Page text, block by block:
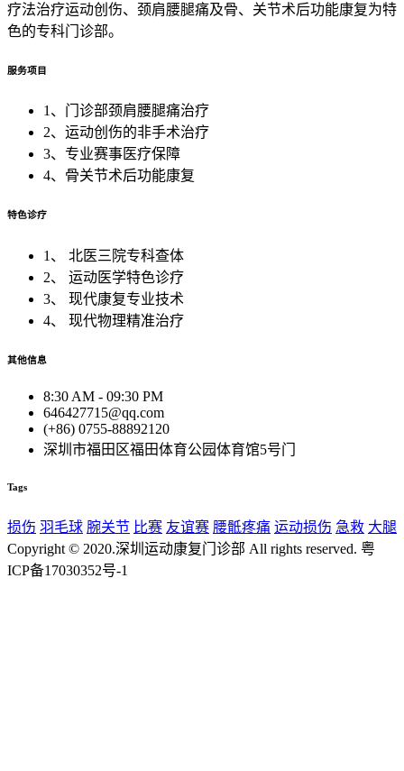
疗法治疗运动创伤、颈肩腰腿痛及骨、关节术后功能康复为特
色的专科门诊部。
服务项目
1、门诊部颈肩腰腿痛治疗
2、运动创伤的非手术治疗
3、专业赛事医疗保障
4、骨关节术后功能康复
特色诊疗
1、 北医三院专科查体
2、 运动医学特色诊疗
3、 现代康复专业技术
4、 现代物理精准治疗
其他信息
8:30 AM - 09:30 PM
646427715@qq.com
(+86) 0755-88892120
深圳市福田区福田体育公园体育馆5号门
Tags
损伤 羽毛球 腕关节 比赛 友谊赛 腰骶疼痛 运动损伤 急救 大腿
Copyright © 2020.深圳运动康复门诊部 All rights reserved. 粤
ICP备17030352号-1